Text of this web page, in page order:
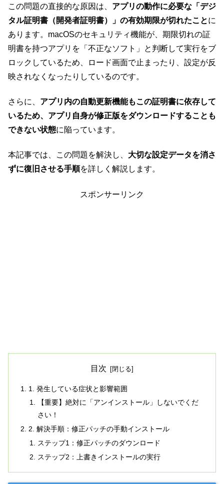
この問題の直接的な原因は、 アプリの動作に必要な「デジ
タル証明書（開発者証明書）」の有効期限が切れたことに
あります。macOSのセキュリティ機能が、期限切れの証
明書を持つアプリを「不正なソフト」と判断して実行をブ
ロックしているため、ロード画面で止まったり、設定が反
映されなくなったりしているのです。
さらに、 アプリ内の自動更新機能もこの証明書に依存して
いるため、アプリ自身が修正版をダウンロードすることも
できない状態に陥っています。
本記事では、この問題を解決し、 大切な設定データを消さ
ずに復旧させる手順を詳しく解説します。
スポンサーリンク
目次
1. 発生している症状と影響範囲
【重要】絶対に「アンインストール」しないでくだ
さい！
2. 解決手順：修正パッチの手動インストール
ステップ1：修正パッチのダウンロード
ステップ2：上書きインストールの実行